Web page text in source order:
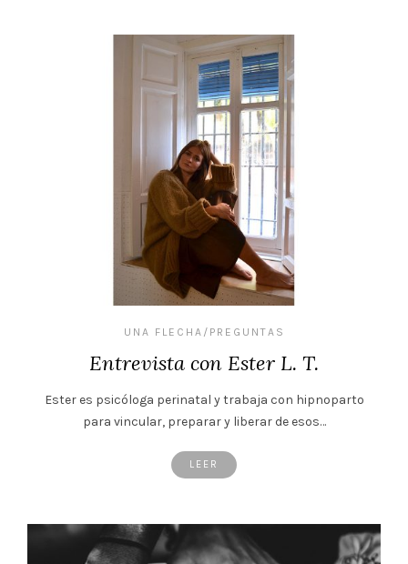
UNA FLECHA/PREGUNTAS
Entrevista con Ester L. T.
Ester es psicóloga perinatal y trabaja con hipnoparto
para vincular, preparar y liberar de esos…
LEER